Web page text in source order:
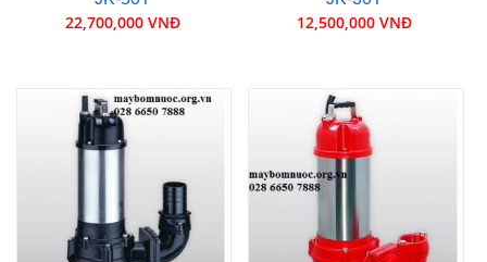
22,700,000 VNĐ 12,500,000 VNĐ